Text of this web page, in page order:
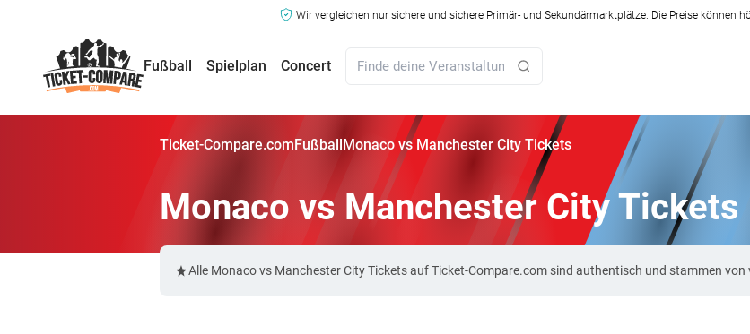
Wir vergleichen nur sichere und sichere Primär- und Sekundärmarktplätze. Die Preise können
Fußball Spielplan Concert
Ticket-Compare.comFußballMonaco vs Manchester City Tickets
Monaco vs Manchester City Tickets
Alle Monaco vs Manchester City Tickets auf Ticket-Compare.com sind authentisch und stammen